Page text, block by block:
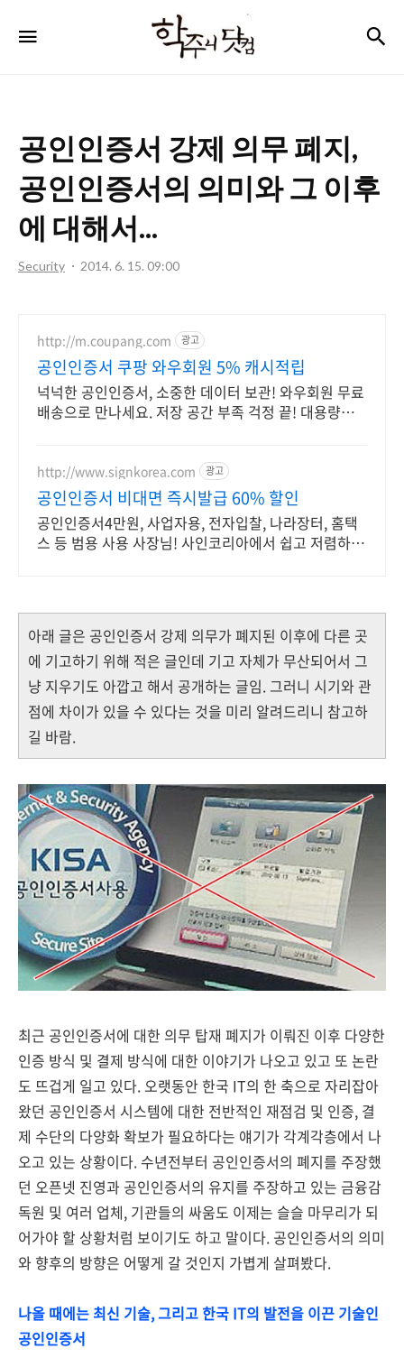
주
컴
공인인증서 강제 의무 폐지,
공인인증서의 의미와 그 이후
에 대해서...
Security 2014. 6. 15. 09:00
http://m.coupang.com 광고
공인인증서 쿠팡 와우회원 5% 캐시적립
넉넉한 공인인증서, 소중한 데이터 보관! 와우회원 무료
배송으로 만나세요. 저장 공간 부족 걱정 끝! 대용량
http://www.signkorea.com 광고
공인인증서 비대면 즉시발급 60% 할인
공인인증서4만원, 사업자용, 전자입찰, 나라장터, 홈택
스 등 범용 사용 사장님! 사인코리아에서 쉽고 저렴하게
아래 글은 공인인증서 강제 의무가 폐지된 이후에 다른 곳
에 기고하기 위해 적은 글인데 기고 자체가 무산되어서 그
냥 지우기도 아깝고 해서 공개하는 글임. 그러니 시기와 관
점에 차이가 있을 수 있다는 것을 미리 알려드리니 참고하
길 바람.
최근 공인인증서에 대한 의무 탑재 폐지가 이뤄진 이후 다양한
인증 방식 및 결제 방식에 대한 이야기가 나오고 있고 또 논란
도 뜨겁게 일고 있다. 오랫동안 한국 IT의 한 축으로 자리잡아
왔던 공인인증서 시스템에 대한 전반적인 재점검 및 인증, 결
제 수단의 다양화 확보가 필요하다는 얘기가 각계각층에서 나
오고 있는 상황이다. 수년전부터 공인인증서의 폐지를 주장했
던 오픈넷 진영과 공인인증서의 유지를 주장하고 있는 금융감
독원 및 여러 업체, 기관들의 싸움도 이제는 슬슬 마무리가 되
어가야 할 상황처럼 보이기도 하고 말이다. 공인인증서의 의미
와 향후의 방향은 어떻게 갈 것인지 가볍게 살펴봤다.
나올 때에는 최신 기술, 그리고 한국 IT의 발전을 이끈 기술인
공인인증서